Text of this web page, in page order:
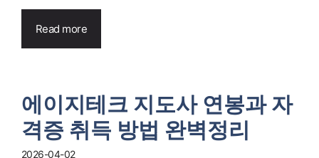
Read more
에이지테크 지도사 연봉과 자
격증 취득 방법 완벽정리
2026-04-02